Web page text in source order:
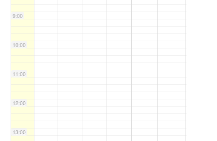
9:00
10:00
11:00
12:00
13:00